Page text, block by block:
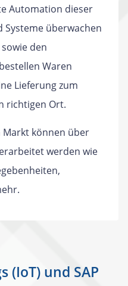
Automation dieser
Systeme überwachen
den
Waren
Lieferung zum
richtigen Ort.
Markt können über
werden wie
(IoT) und SAP